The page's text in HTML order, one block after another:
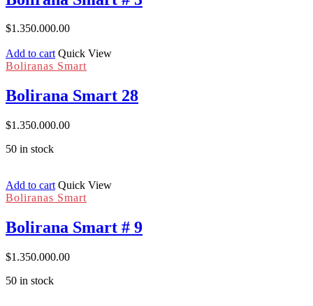
$1.350.000.00
Add to cart Quick View
Boliranas Smart
Bolirana Smart 28
$1.350.000.00
50 in stock
Add to cart Quick View
Boliranas Smart
Bolirana Smart # 9
$1.350.000.00
50 in stock